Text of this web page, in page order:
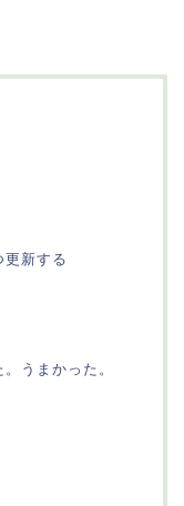
更新する
うまかった。